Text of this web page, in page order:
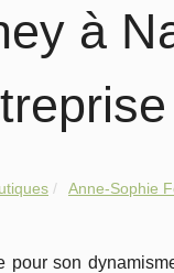
à
Anne‑Sophie
pour son